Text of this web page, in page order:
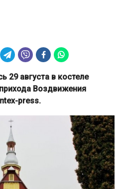
29 августа в костеле
Воздвижения
press.